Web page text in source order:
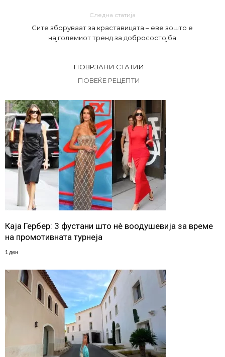
Следна статија
Сите зборуваат за краставицата – еве зошто е
најголемиот тренд за добросостојба
ПОВРЗАНИ СТАТИИ
ПОВЕЌЕ РЕЦЕПТИ
Каја Гербер: 3 фустани што нè воодушевија за време
на промотивната турнеја
1 ден